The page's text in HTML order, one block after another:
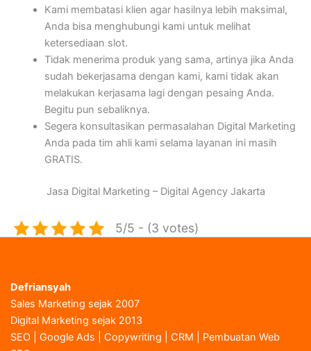
Kami membatasi klien agar hasilnya lebih maksimal,
Anda bisa menghubungi kami untuk melihat
ketersediaan slot.
Tidak menerima produk yang sama, artinya jika Anda
sudah bekerjasama dengan kami, kami tidak akan
melakukan kerjasama lagi dengan pesaing Anda.
Begitu pun sebaliknya.
Segera konsultasikan permasalahan Digital Marketing
Anda pada tim ahli kami selama layanan ini masih
GRATIS.
Jasa Digital Marketing – Digital Agency Jakarta
5/5 - (3 votes)
Defriansyah
Sales Marketing sejak 2007
Digital Marketing sejak 2013
SEO | Google Ads | Copywriting | CRM | Pembuatan Web